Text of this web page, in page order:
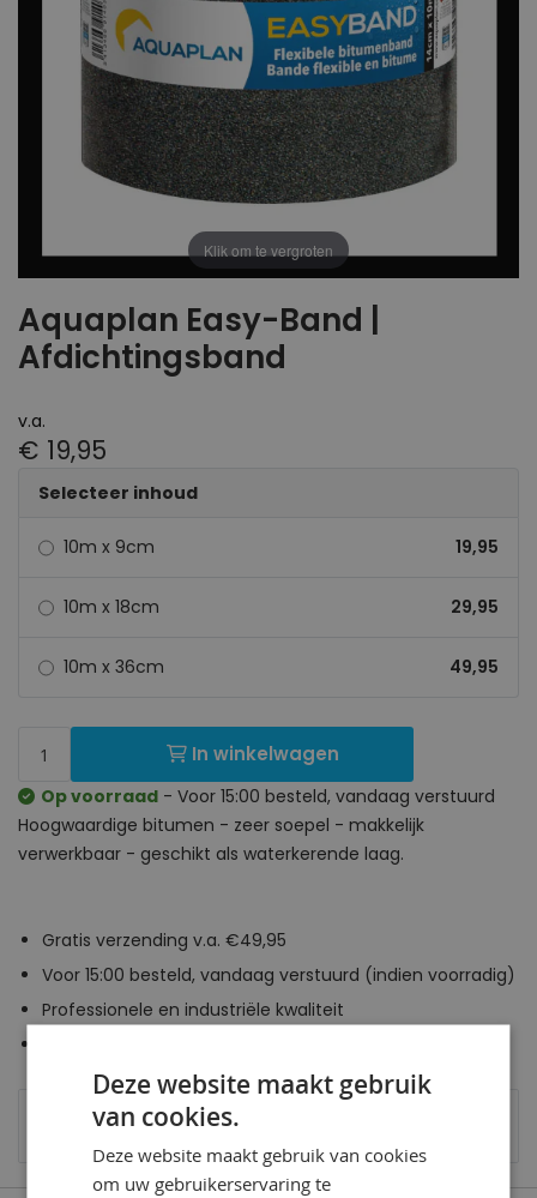
Aquaplan Easy-Band |
Afdichtingsband
v.a.
€ 19,95
Op voorraad - Voor 15:00 besteld, vandaag verstuurd
Hoogwaardige bitumen - zeer soepel - makkelijk
verwerkbaar - geschikt als waterkerende laag.
Selecteer inhoud
10m x 9cm 19,95
10m x 18cm 29,95
10m x 36cm 49,95
In winkelwagen
Gratis verzending v.a. €49,95
Voor 15:00 besteld, vandaag verstuurd (indien voorradig)
Professionele en industriële kwaliteit
Verzendkosten€6,95
Klik om te vergroten
Deze website maakt gebruik
van cookies.
Deze website maakt gebruik van cookies
om uw gebruikerservaring te